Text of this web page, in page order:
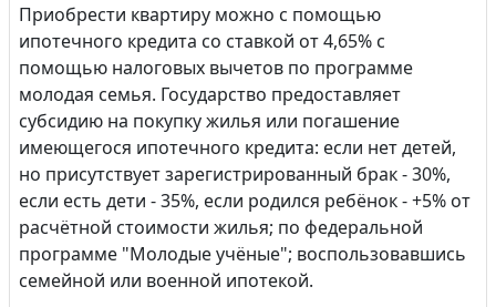
Приобрести квартиру можно с помощью
ипотечного кредита со ставкой от 4,65% с
помощью налоговых вычетов по программе
молодая семья. Государство предоставляет
субсидию на покупку жилья или погашение
имеющегося ипотечного кредита: если нет детей,
но присутствует зарегистрированный брак - 30%,
если есть дети - 35%, если родился ребёнок - +5% от
расчётной стоимости жилья; по федеральной
программе "Молодые учёные"; воспользовавшись
семейной или военной ипотекой.